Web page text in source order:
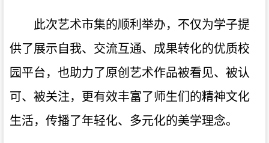
此次艺术市集的顺利举办，不仅为学子提
供了展示自我、交流互通、成果转化的优质校
园平台，也助力了原创艺术作品被看见、被认
可、被关注，更有效丰富了师生们的精神文化
生活，传播了年轻化、多元化的美学理念。